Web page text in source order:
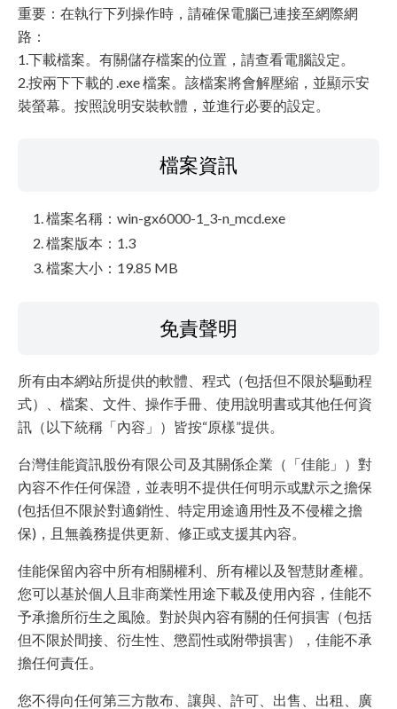
重要：在執行下列操作時，請確保電腦已連接至網際網
路：
1.下載檔案。有關儲存檔案的位置，請查看電腦設定。
2.按兩下下載的 .exe 檔案。該檔案將會解壓縮，並顯示安
裝螢幕。按照說明安裝軟體，並進行必要的設定。
檔案資訊
檔案名稱：win-gx6000-1_3-n_mcd.exe
檔案版本：1.3
檔案大小：19.85 MB
免責聲明
所有由本網站所提供的軟體、程式（包括但不限於驅動程
式）、檔案、文件、操作手冊、使用說明書或其他任何資
訊（以下統稱「內容」）皆按“原樣”提供。
台灣佳能資訊股份有限公司及其關係企業（「佳能」）對
內容不作任何保證，並表明不提供任何明示或默示之擔保
(包括但不限於對適銷性、特定用途適用性及不侵權之擔
保)，且無義務提供更新、修正或支援其內容。
佳能保留內容中所有相關權利、所有權以及智慧財產權。
您可以基於個人且非商業性用途下載及使用內容，佳能不
予承擔所衍生之風險。對於與內容有關的任何損害（包括
但不限於間接、衍生性、懲罰性或附帶損害），佳能不承
擔任何責任。
您不得向任何第三方散布、讓與、許可、出售、出租、廣